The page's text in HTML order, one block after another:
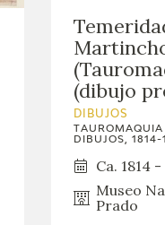
(dibujo
DIBUJOS
TAUROMAQUIA
DIBUJOS, 1814-
Ca. 1814 -
Museo
Prado